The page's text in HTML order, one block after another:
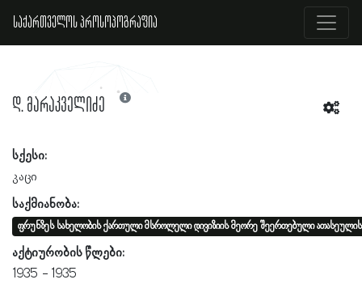
საქართველოს პროსოპოგრაფია
დ. მარაკველიძე
სქესი:
კაცი
საქმიანობა:
ფრუნზეს სახელობის ქართული მსროლელი დივიზიის მეორე შეერთებული
აქტიურობის წლები:
1935
1935